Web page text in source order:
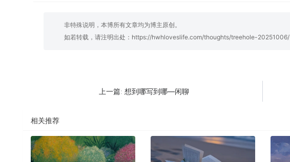
非特殊说明，本博所有文章均为博主原创。
如若转载，请注明出处： https://hwhloveslife.com/thoughts/treehole-20251006/
上一篇: 想到哪写到哪—闲聊
相关推荐